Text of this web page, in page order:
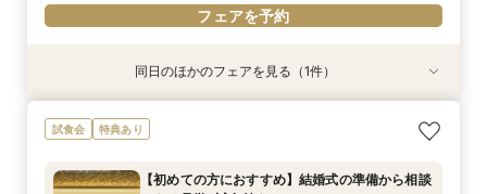
フェアを予約
平日限定【オークラだけの極上フォトウェディン
グをご提案】館内外ともに溢れるフォトジェニッ
じっくり相談♪フォトウェディング専用フェアで
所要時間：2時間程度
同日のほかのフェアを見る（1件）
試食会 特典あり
【初めての方におすすめ】結婚式の準備から相談